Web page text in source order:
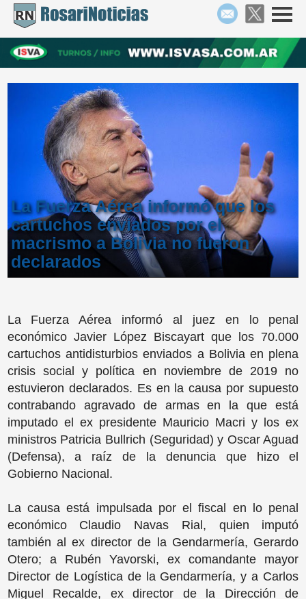
La Fuerza Aérea informó que los
cartuchos enviados por el
macrismo a Bolivia no fueron
declarados
La Fuerza Aérea informó al juez en lo penal
económico Javier López Biscayart que los 70.000
cartuchos antidisturbios enviados a Bolivia en plena
crisis social y política en noviembre de 2019 no
estuvieron declarados. Es en la causa por supuesto
contrabando agravado de armas en la que está
imputado el ex presidente Mauricio Macri y los ex
ministros Patricia Bullrich (Seguridad) y Oscar Aguad
(Defensa), a raíz de la denuncia que hizo el
Gobierno Nacional.
La causa está impulsada por el fiscal en lo penal
económico Claudio Navas Rial, quien imputó
también al ex director de la Gendarmería, Gerardo
Otero; a Rubén Yavorski, ex comandante mayor
Director de Logística de la Gendarmería, y a Carlos
Miguel Recalde, ex director de la Dirección de